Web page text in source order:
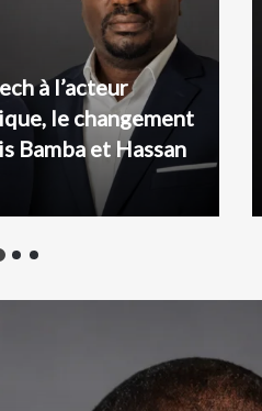
à l’acteur
le changement
Bamba et Hassan